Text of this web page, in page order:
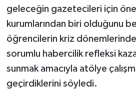
geleceğin gazetecileri için
kurumlarından biri olduğunu
öğrencilerin kriz dönemlerinde
sorumlu habercilik refleksi
sunmak amacıyla atölye
geçirdiklerini söyledi.